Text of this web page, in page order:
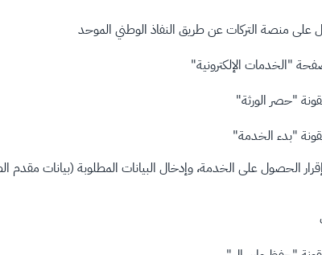
منصة التركات عن طريق النفاذ الوطني الموحد
"الخدمات الإلكترونية"
"حصر الورثة"
"بدء الخدمة"
الحصول على الخدمة، وإدخال البيانات المطلوبة (بيانات مقدم